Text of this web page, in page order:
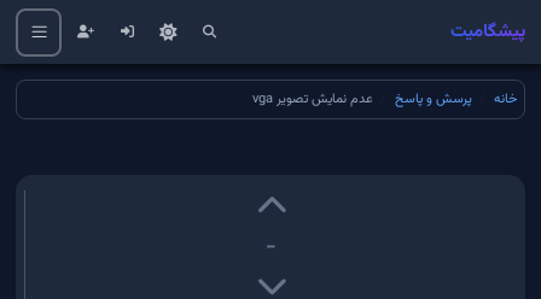
پیشگامیت
خانه پرسش و پاسخ عدم نمایش تصویر vga
-